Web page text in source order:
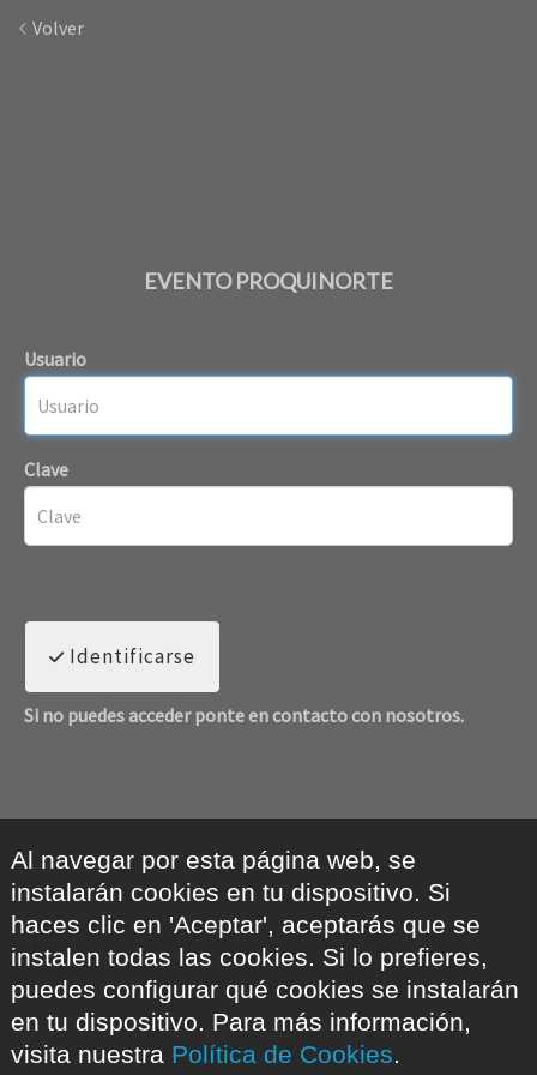
Volver
EVENTO PROQUINORTE
Usuario
Clave
Identificarse
Si no puedes acceder ponte en contacto con nosotros.
Al navegar por esta página web, se
instalarán cookies en tu dispositivo. Si
haces clic en 'Aceptar', aceptarás que se
instalen todas las cookies. Si lo prefieres,
puedes configurar qué cookies se instalarán
en tu dispositivo. Para más información,
visita nuestra Política de Cookies.